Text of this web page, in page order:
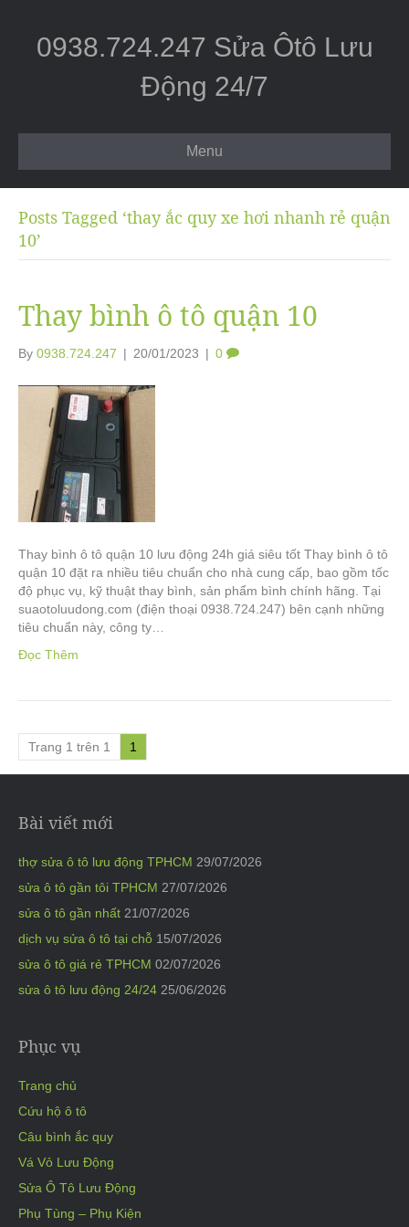
0938.724.247 Sửa Ôtô Lưu
Động 24/7
Menu
Posts Tagged ‘thay ắc quy xe hơi nhanh rẻ quận
10’
Thay bình ô tô quận 10
By 0938.724.247 | 20/01/2023 | 0
Thay bình ô tô quận 10 lưu động 24h giá siêu tốt Thay bình ô tô
quận 10 đặt ra nhiều tiêu chuẩn cho nhà cung cấp, bao gồm tốc
độ phục vụ, kỹ thuật thay bình, sản phẩm bình chính hãng. Tại
suaotoluudong.com (điện thoại 0938.724.247) bên cạnh những
tiêu chuẩn này, công ty…
Đọc Thêm
Trang 1 trên 1 1
Bài viết mới
thợ sửa ô tô lưu động TPHCM 29/07/2026
sửa ô tô gần tôi TPHCM 27/07/2026
sửa ô tô gần nhất 21/07/2026
dịch vụ sửa ô tô tại chỗ 15/07/2026
sửa ô tô giá rẻ TPHCM 02/07/2026
sửa ô tô lưu động 24/24 25/06/2026
Phục vụ
Trang chủ
Cứu hộ ô tô
Câu bình ắc quy
Vá Vỏ Lưu Động
Sửa Ô Tô Lưu Động
Phụ Tùng – Phụ Kiện